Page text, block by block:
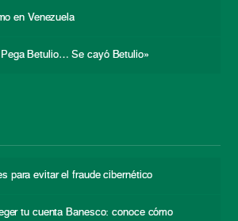
en Venezuela
Betulio… Se cayó Betulio»
para evitar el fraude cibernético
tu cuenta Banesco: conoce cómo